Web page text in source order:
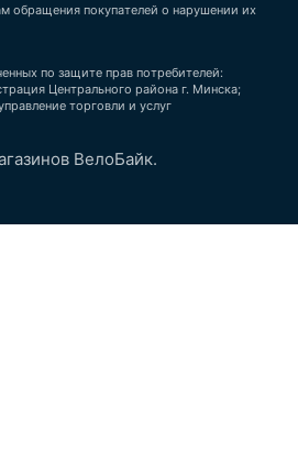
обращения покупателей о нарушении их
по защите прав потребителей:
Центрального района г. Минска;
торговли и услуг
ВелоБайк.